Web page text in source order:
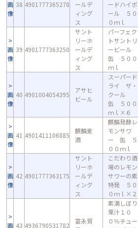
画
像
38 4901777365278
ールデ
ィング
ス
ードハイボ
ール ５０
０ｍｌ
画
像
39 4901777363250
サント
リーホ
ールデ
ィング
ス
パーフェク
トサントリ
ービール
缶 ５００
ｍｌ
画
像
40 4901004054395
アサヒ
ビール
スーパード
ライ ザ・
クール
缶 ５００
ｍｌ×６
画
像
41 4901411106885
麒麟麦
酒
麒麟発酵レ
モンサワ
ー 缶 ５
００ｍｌ
画
像
42 4901777363175
サント
リーホ
ールデ
ィング
ス
こだわり酒
場のレモン
サワーの素
特発 ５０
０ｍｌ×２
画 43 4936790531782
富永貿
素滴しぼり
果汁１０
０％チュー